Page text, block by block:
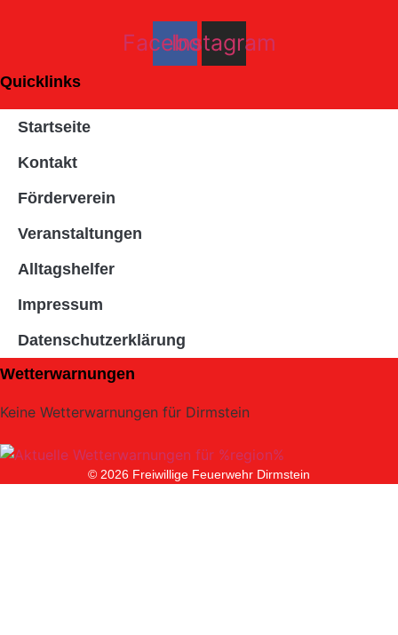
Facebook
Instagram
Quicklinks
Startseite
Kontakt
Förderverein
Veranstaltungen
Alltagshelfer
Impressum
Datenschutzerklärung
Wetterwarnungen
Keine Wetterwarnungen für Dirmstein
© 2026 Freiwillige Feuerwehr Dirmstein